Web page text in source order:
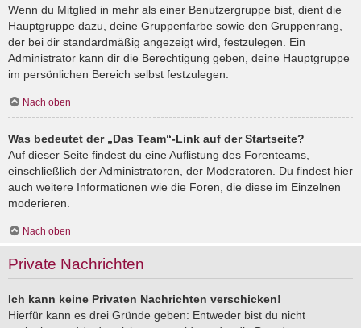
Wenn du Mitglied in mehr als einer Benutzergruppe bist, dient die
Hauptgruppe dazu, deine Gruppenfarbe sowie den Gruppenrang,
der bei dir standardmäßig angezeigt wird, festzulegen. Ein
Administrator kann dir die Berechtigung geben, deine Hauptgruppe
im persönlichen Bereich selbst festzulegen.
Nach oben
Was bedeutet der „Das Team“-Link auf der Startseite?
Auf dieser Seite findest du eine Auflistung des Forenteams,
einschließlich der Administratoren, der Moderatoren. Du findest hier
auch weitere Informationen wie die Foren, die diese im Einzelnen
moderieren.
Nach oben
Private Nachrichten
Ich kann keine Privaten Nachrichten verschicken!
Hierfür kann es drei Gründe geben: Entweder bist du nicht